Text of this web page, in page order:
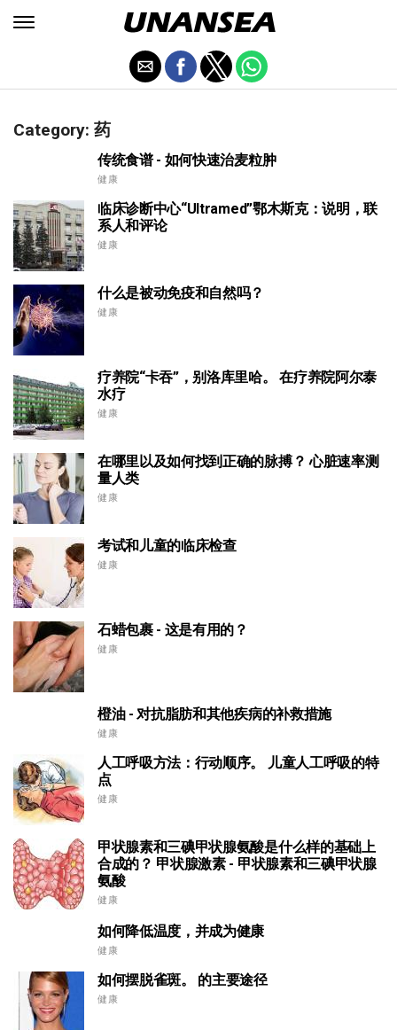
Category: 药
传统食谱 - 如何快速治麦粒肿
健康
临床诊断中心“Ultramed”鄂木斯克：说明，联
系人和评论
健康
什么是被动免疫和自然吗？
健康
疗养院“卡吞”，别洛库里哈。 在疗养院阿尔泰
水疗
健康
在哪里以及如何找到正确的脉搏？ 心脏速率测
量人类
健康
考试和儿童的临床检查
健康
石蜡包裹 - 这是有用的？
健康
橙油 - 对抗脂肪和其他疾病的补救措施
健康
人工呼吸方法：行动顺序。 儿童人工呼吸的特
点
健康
甲状腺素和三碘甲状腺氨酸是什么样的基础上
合成的？ 甲状腺激素 - 甲状腺素和三碘甲状腺
氨酸
健康
如何降低温度，并成为健康
健康
如何摆脱雀斑。 的主要途径
健康